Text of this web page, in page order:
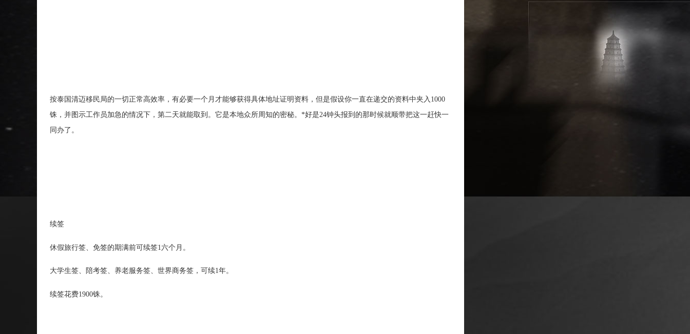
按泰国清迈移民局的一切正常高效率，有必要一个月才能够获得具体地址证明资料，但是假设你一直在递交的资料中夹入1000
铢，并图示工作员加急的情况下，第二天就能取到。它是本地众所周知的密秘。*好是24钟头报到的那时候就顺带把这一赶快一
同办了。
续签
休假旅行签、免签的期满前可续签1六个月。
大学生签、陪考签、养老服务签、世界商务签，可续1年。
续签花费1900铢。